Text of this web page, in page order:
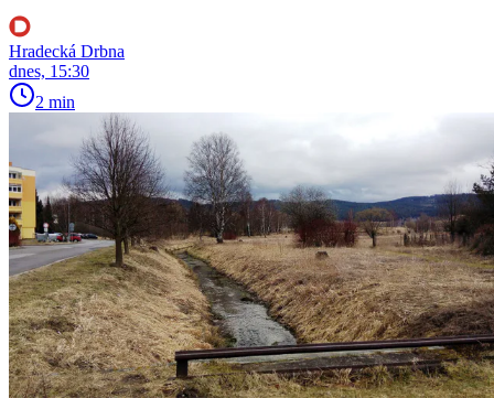
Hradecká Drbna
dnes, 15:30
2 min